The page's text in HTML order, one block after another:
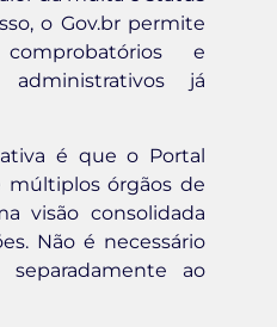
o Gov.br permite
e
administrativos já
é que o Portal
múltiplos órgãos de
visão consolidada
Não é necessário
ao